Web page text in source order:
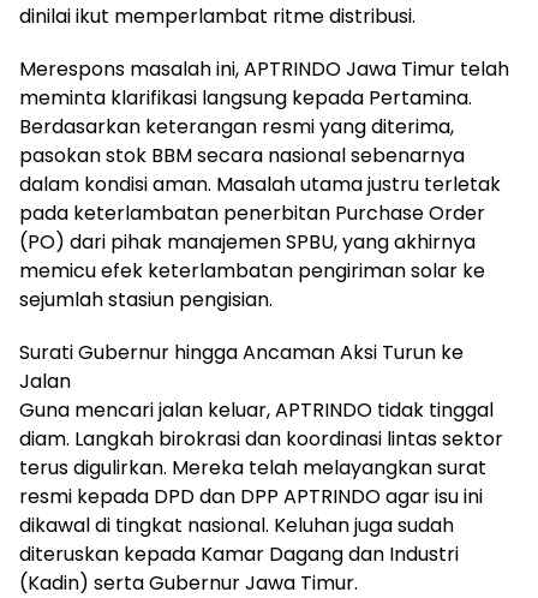
dinilai ikut memperlambat ritme distribusi.
Merespons masalah ini, APTRINDO Jawa Timur telah
meminta klarifikasi langsung kepada Pertamina.
Berdasarkan keterangan resmi yang diterima,
pasokan stok BBM secara nasional sebenarnya
dalam kondisi aman. Masalah utama justru terletak
pada keterlambatan penerbitan Purchase Order
(PO) dari pihak manajemen SPBU, yang akhirnya
memicu efek keterlambatan pengiriman solar ke
sejumlah stasiun pengisian.
Surati Gubernur hingga Ancaman Aksi Turun ke
Jalan
Guna mencari jalan keluar, APTRINDO tidak tinggal
diam. Langkah birokrasi dan koordinasi lintas sektor
terus digulirkan. Mereka telah melayangkan surat
resmi kepada DPD dan DPP APTRINDO agar isu ini
dikawal di tingkat nasional. Keluhan juga sudah
diteruskan kepada Kamar Dagang dan Industri
(Kadin) serta Gubernur Jawa Timur.